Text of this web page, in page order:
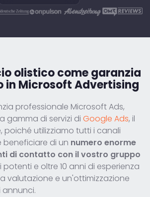
olisticocome garanzia
in Microsoft Advertising
professionale Microsoft Ads,
gamma di servizi di Google Ads, il
poiché utilizziamo tutti i canali
di un numero enorme
di contatto con il vostro gruppo
potenti e oltre 10 anni di esperienza
valutazione e un'ottimizzazione
annunci.